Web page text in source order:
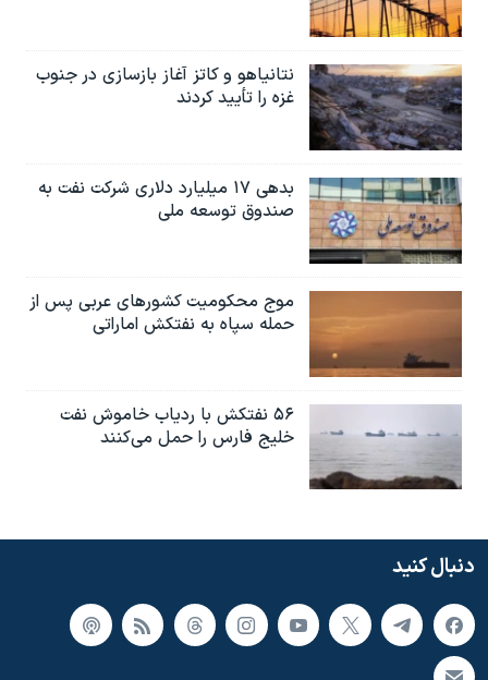
نتانیاهو و کاتز آغاز بازسازی در جنوب
غزه را تأیید کردند
بدهی ۱۷ میلیارد دلاری شرکت نفت به
صندوق توسعه ملی
موج محکومیت کشورهای عربی پس از
حمله سپاه به نفتکش اماراتی
۵۶ نفتکش با ردیاب خاموش نفت
خلیج فارس را حمل می‌کنند
دنبال کنید